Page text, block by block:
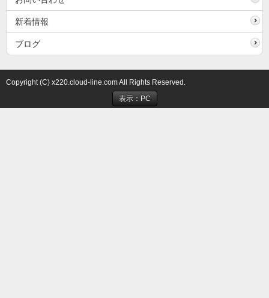
新着情報
ブログ
Copyright (C) x220.cloud-line.com All Rights Reserved.
表示：PC